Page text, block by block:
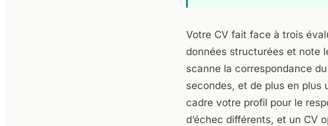
Votre CV fait face à trois
données structurées et note
scanne la correspondance
secondes, et de plus en plus
cadre votre profil pour le
d’échec différents, et un CV